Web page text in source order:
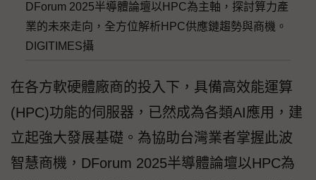
DForum 2025半導體論壇以HPC為主軸，探討算力產
業的未來走向，全方位解析HPC供應鏈趨勢與商機。
DIGITIMES攝
在各方軟硬體廠商的投入下，具備高效能運算
(HPC)功能的伺服器，已然成為各類AI應用，建
立起強大發展基礎。為協助台灣業者掌握此波
智慧商機，DForum 2025半導體論壇以HPC為